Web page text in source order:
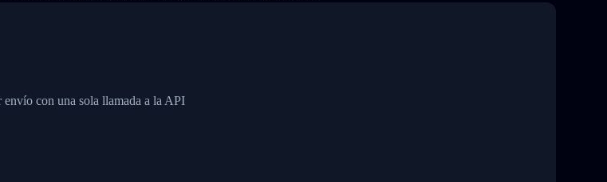
KONG, HONG KONG-HONG KONG,2017-03-08 04:22:00"
envío con una sola llamada a la API